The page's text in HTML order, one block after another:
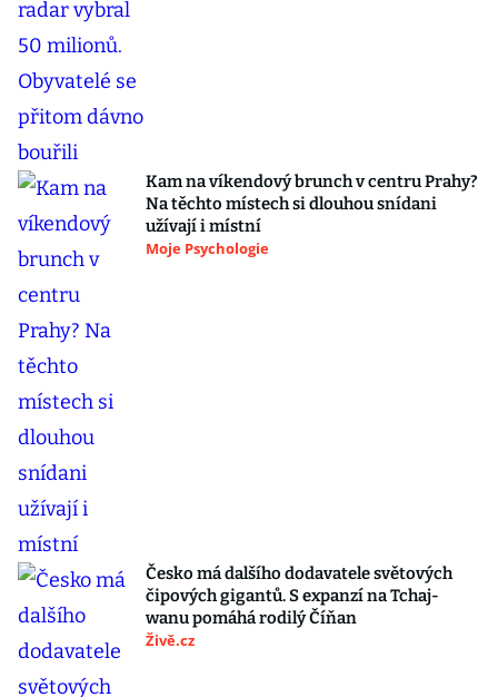
Kam na víkendový brunch v centru Prahy?
Na těchto místech si dlouhou snídani
užívají i místní
Moje Psychologie
Česko má dalšího dodavatele světových
čipových gigantů. S expanzí na Tchaj-
wanu pomáhá rodilý Číňan
Živě.cz